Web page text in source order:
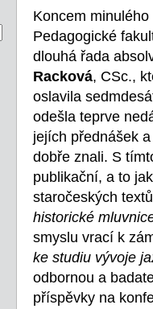
Koncem
Pedagogické
dlouhá řada
Racková, CSc.,
oslavila
odešla teprve
jejích přednášek
dobře znali. S
publikační, a to
staročeských
historické
smyslu vrací k
ke studiu vývoje
odbornou a
příspěvky na